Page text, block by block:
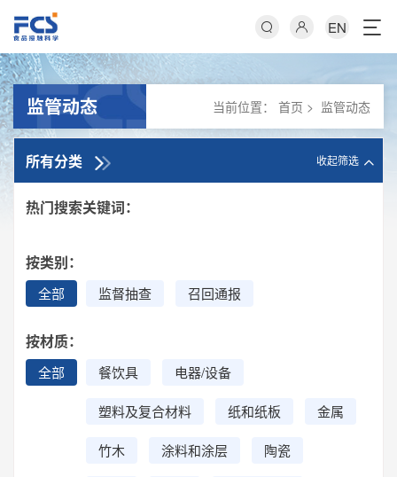
EN
监管动态 当前位置： 首页 > 监管动态
所有分类 收起筛选
热门搜索关键词：
按类别：
全部 监督抽查 召回通报
按材质：
全部 餐饮具 电器/设备
塑料及复合材料 纸和纸板 金属
竹木 涂料和涂层 陶瓷